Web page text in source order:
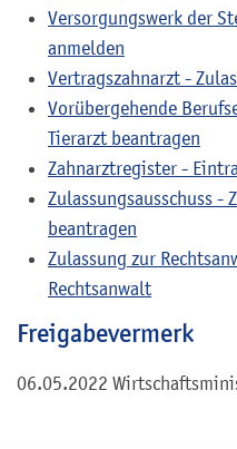
Versorgungswerk der
anmelden
Vertragszahnarzt -
Vorübergehende
Tierarzt beantragen
Zahnarztregister -
Zulassungsausschuss -
beantragen
Zulassung zur
Rechtsanwalt
Freigabevermerk
06.05.2022